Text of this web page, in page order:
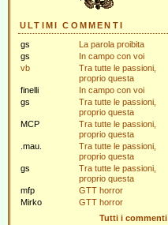
ULTIMI COMMENTI
gs
La parola proibita
gs
In campo con voi
vb
Tra tutte le passioni,
proprio questa
finelli
In campo con voi
gs
Tra tutte le passioni,
proprio questa
MCP
Tra tutte le passioni,
proprio questa
.mau.
Tra tutte le passioni,
proprio questa
gs
Tra tutte le passioni,
proprio questa
mfp
GTT horror
Mirko
GTT horror
Tutti i commenti